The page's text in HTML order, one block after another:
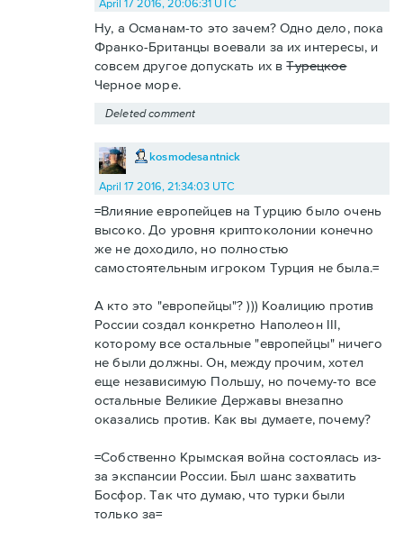
April 17 2016, 20:06:31 UTC
Ну, а Османам-то это зачем? Одно дело, пока
Франко-Британцы воевали за их интересы, и
совсем другое допускать их вТурецкое
Черное море.
Deleted comment
kosmodesantnick
April 17 2016, 21:34:03 UTC
=Влияние европейцев на Турцию было очень
высоко. До уровня криптоколонии конечно
же не доходило, но полностью
самостоятельным игроком Турция не была.=
А кто это "европейцы"? ))) Коалицию против
России создал конкретно Наполеон III,
которому все остальные "европейцы" ничего
не были должны. Он, между прочим, хотел
еще независимую Польшу, но почему-то все
остальные Великие Державы внезапно
оказались против. Как вы думаете, почему?
=Собственно Крымская война состоялась из-
за экспансии России. Был шанс захватить
Босфор. Так что думаю, что турки были
только за=